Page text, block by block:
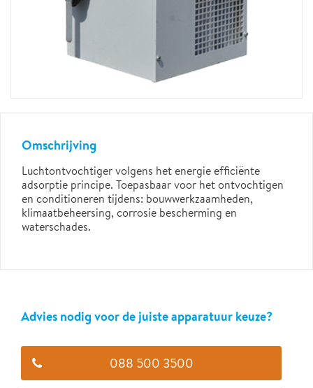
Omschrijving
Luchtontvochtiger volgens het energie efficiënte
adsorptie principe. Toepasbaar voor het ontvochtigen
en conditioneren tijdens: bouwwerkzaamheden,
klimaatbeheersing, corrosie bescherming en
waterschades.
Advies nodig voor de juiste apparatuur keuze?
088 500 3500